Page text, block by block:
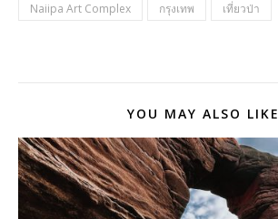
Naiipa Art Complex กรุงเทพ เที่ยวป่า
YOU MAY ALSO LIKE